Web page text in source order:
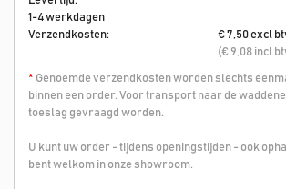
1-4 werkdagen
Verzendkosten:
€ 7,50 excl
(€ 9,08 incl
* Genoemde verzendkosten worden slechts
binnen een order. Voor transport naar de
toeslag gevraagd worden.
U kunt uw order - tijdens openingstijden - ook
bent welkom in onze showroom.